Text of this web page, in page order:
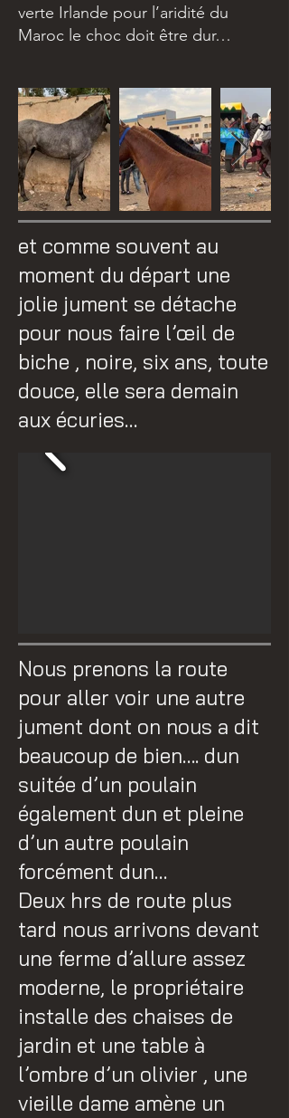
verte Irlande pour l’aridité du
Maroc le choc doit être dur…
et comme souvent au
moment du départ une
jolie jument se détache
pour nous faire l’œil de
biche , noire, six ans, toute
douce, elle sera demain
aux écuries…
Nous prenons la route
pour aller voir une autre
jument dont on nous a dit
beaucoup de bien…. dun
suitée d’un poulain
également dun et pleine
d’un autre poulain
forcément dun…
Deux hrs de route plus
tard nous arrivons devant
une ferme d’allure assez
moderne, le propriétaire
installe des chaises de
jardin et une table à
l’ombre d’un olivier , une
vieille dame amène un